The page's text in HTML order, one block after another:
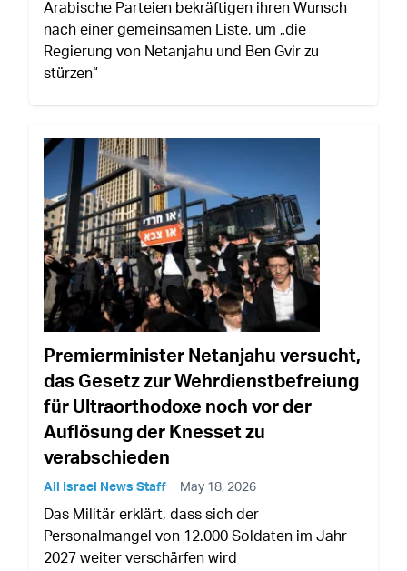
Arabische Parteien bekräftigen ihren Wunsch
nach einer gemeinsamen Liste, um „die
Regierung von Netanjahu und Ben Gvir zu
stürzen“
Premierminister Netanjahu versucht,
das Gesetz zur Wehrdienstbefreiung
für Ultraorthodoxe noch vor der
Auflösung der Knesset zu
verabschieden
All Israel News Staff May 18, 2026
Das Militär erklärt, dass sich der
Personalmangel von 12.000 Soldaten im Jahr
2027 weiter verschärfen wird